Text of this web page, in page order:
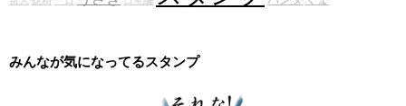
みんなが気になってるスタンプ